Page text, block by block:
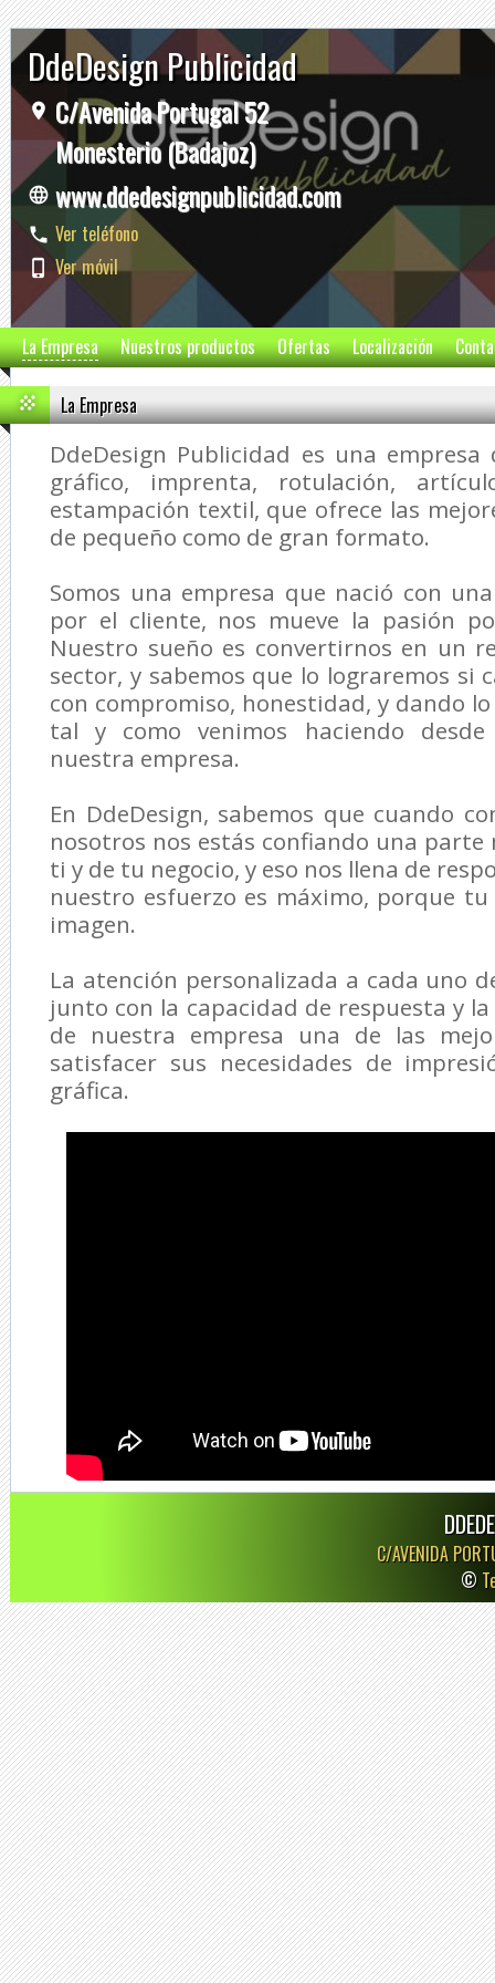
DdeDesign Publicidad
C/Avenida Portugal 52
Monesterio (Badajoz)
www.ddedesignpublicidad.com
Ver teléfono
Ver móvil
La Empresa Nuestros productos Ofertas Localización
La Empresa
DdeDesign Publicidad es una empresa
gráfico, imprenta, rotulación,
estampación textil, que ofrece las
de pequeño como de gran formato.
Somos una empresa que nació con
por el cliente, nos mueve la pasión
Nuestro sueño es convertirnos en un
sector, y sabemos que lo lograremos si
con compromiso, honestidad, y dando
tal y como venimos haciendo
nuestra empresa.
En DdeDesign, sabemos que cuando
nosotros nos estás confiando una
ti y de tu negocio, y eso nos llena de
nuestro esfuerzo es máximo, porque
imagen.
La atención personalizada a cada uno
junto con la capacidad de respuesta y
de nuestra empresa una de las
satisfacer sus necesidades de
gráfica.
C/AVENIDA
©